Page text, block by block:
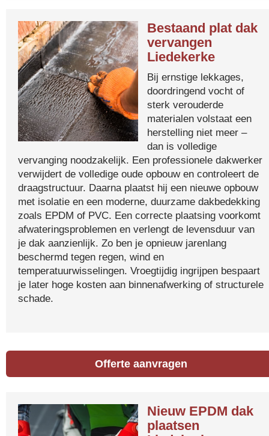
Bestaand plat dak
vervangen
Liedekerke
Bij ernstige lekkages,
doordringend vocht of
sterk verouderde
materialen volstaat een
herstelling niet meer –
dan is volledige
vervanging noodzakelijk. Een professionele dakwerker
verwijdert de volledige oude opbouw en controleert de
draagstructuur. Daarna plaatst hij een nieuwe opbouw
met isolatie en een moderne, duurzame dakbedekking
zoals EPDM of PVC. Een correcte plaatsing voorkomt
afwateringsproblemen en verlengt de levensduur van
je dak aanzienlijk. Zo ben je opnieuw jarenlang
beschermd tegen regen, wind en
temperatuurwisselingen. Vroegtijdig ingrijpen bespaart
je later hoge kosten aan binnenafwerking of structurele
schade.
Offerte aanvragen
Nieuw EPDM dak
plaatsen